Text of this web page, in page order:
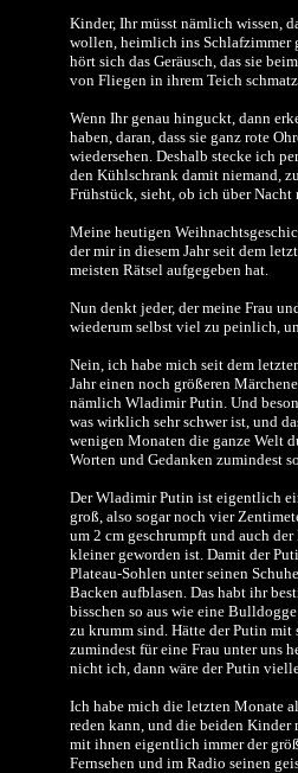
Kinder, Ihr müsst nämlich wissen,
wollen, heimlich ins Schlafzimmer
hört sich das Geräusch, das sie
von Fliegen in ihrem Teich
Wenn Ihr genau hinguckt, dann
haben, daran, dass sie ganz rote
wiedersehen. Deshalb stecke ich
den Kühlschrank damit niemand,
Frühstück, sieht, ob ich über Nacht
Meine heutigen
der mir in diesem Jahr seit dem
meisten Rätsel aufgegeben hat.
Nun denkt jeder, der meine Frau
wiederum selbst viel zu peinlich,
Nein, ich habe mich seit dem
Jahr einen noch größeren
nämlich Wladimir Putin. Und
was wirklich sehr schwer ist, und
wenigen Monaten die ganze Welt
Worten und Gedanken zumindest
Der Wladimir Putin ist eigentlich
groß, also sogar noch vier
um 2 cm geschrumpft und auch
kleiner geworden ist. Damit der
Plateau-Sohlen unter seinen
Backen aufblasen. Das habt ihr
bisschen so aus wie eine
zu krumm sind. Hätte der Putin
zumindest für eine Frau unter uns
nicht ich, dann wäre der Putin
Ich habe mich die letzten Monate
reden kann, und die beiden Kinder
mit ihnen eigentlich immer der
Fernsehen und im Radio seinen